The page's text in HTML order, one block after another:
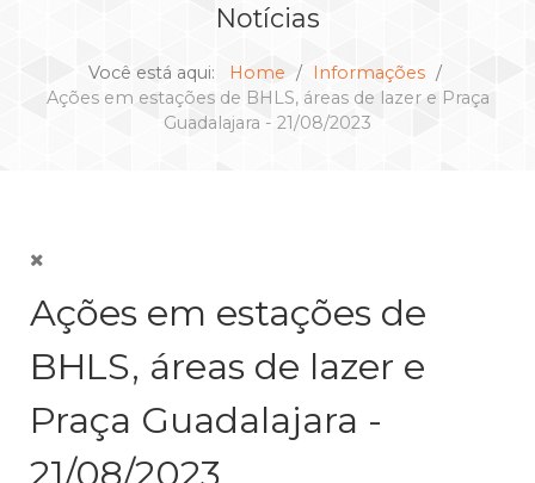
Notícias
Você está aqui: Home
Informações
Ações em estações de BHLS, áreas de lazer e Praça
Guadalajara - 21/08/2023
Ações em estações de
BHLS, áreas de lazer e
Praça Guadalajara -